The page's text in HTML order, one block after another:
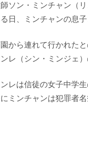
ソン・ミンチャン（
日、ミンチャンの息
から連れて行かれた
レ（シン・ミンジェ）
レは信徒の女子中学
ミンチャンは犯罪者